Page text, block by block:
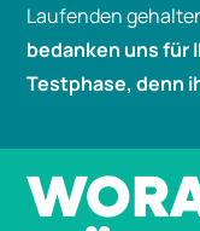
Laufenden
bedanken uns für
Testphase, denn